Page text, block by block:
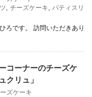
, チーズケーキ, パティスリ
ろです。 訪問いただきあり
コーナーのチーズケ
クリュ」
ズケーキ